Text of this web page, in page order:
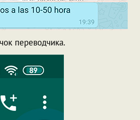
переводчика.